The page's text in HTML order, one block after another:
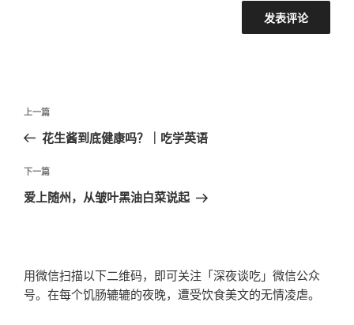
文
导
航
上
一
文
章
上一篇
花生酱到底健康吗？｜吃学英语
下
一
下一篇
爱上随州，从皱叶黑油白菜说起
用微信扫描以下二维码，即可关注「深夜谈吃」微信公众
号。在每个饥肠辘辘的夜晚，遭受饮食美文的无情凌虐。